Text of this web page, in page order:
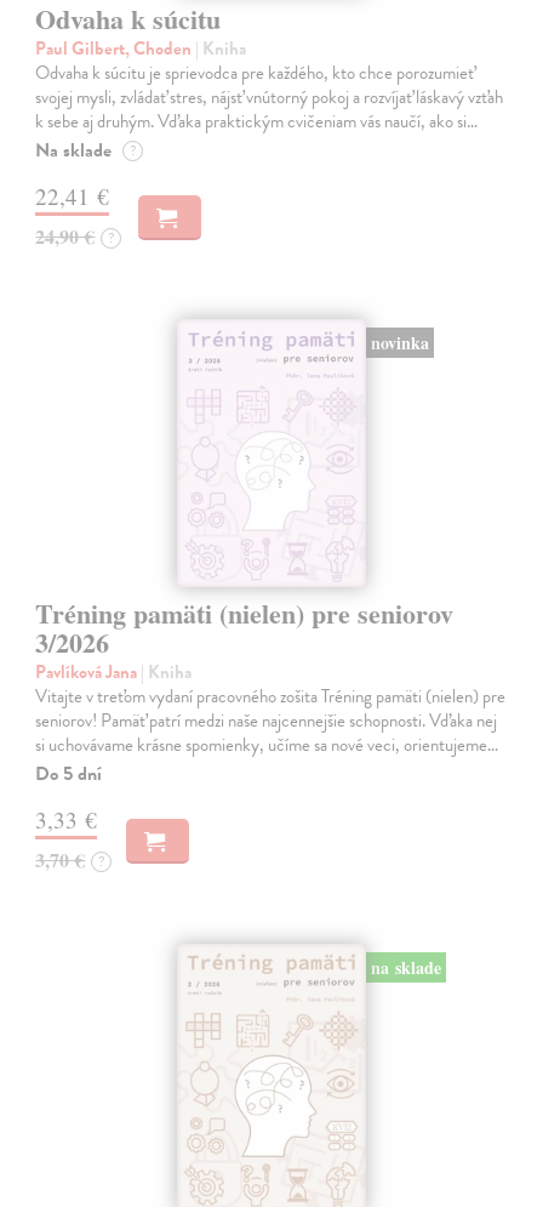
Odvaha k súcitu
Paul Gilbert, Choden | Kniha
Odvaha k súcitu je sprievodca pre každého, kto chce porozumieť
svojej mysli, zvládať stres, nájsť vnútorný pokoj a rozvíjať láskavý vzťah
k sebe aj druhým. Vďaka praktickým cvičeniam vás naučí, ako si…
Na sklade ?
22,41 €
24,90 € ?
novinka
Tréning pamäti (nielen) pre seniorov
3/2026
Pavlíková Jana| Kniha
Vitajte v treťom vydaní pracovného zošita Tréning pamäti (nielen) pre
seniorov! Pamäť patrí medzi naše najcennejšie schopnosti. Vďaka nej
si uchovávame krásne spomienky, učíme sa nové veci, orientujeme…
Do 5 dní
3,33 €
3,70 € ?
na sklade